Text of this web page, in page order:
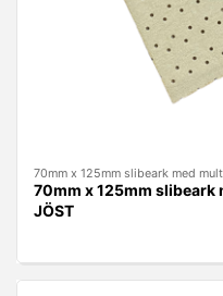
70mm x 125mm slibeark med
70mm x 125mm
JÖST